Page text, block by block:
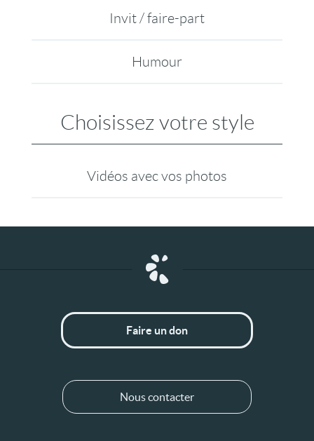
Invit / faire-part
Humour
Choisissez votre style
Vidéos avec vos photos
Faire un don
Nous contacter